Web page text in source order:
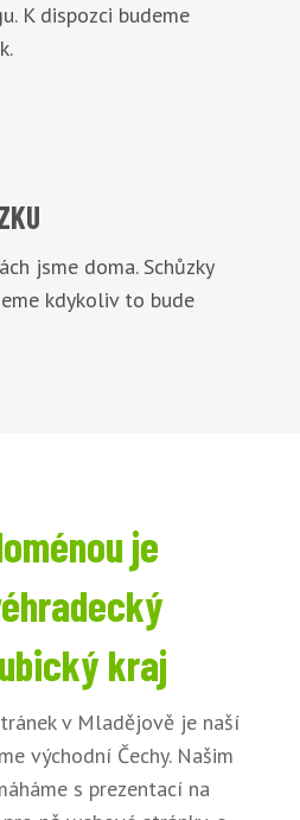
K dispozci budeme
jsme doma. Schůzky
kdykoliv to bude
je
kraj
v Mladějově je naší
východní Čechy. Našim
s prezentací na